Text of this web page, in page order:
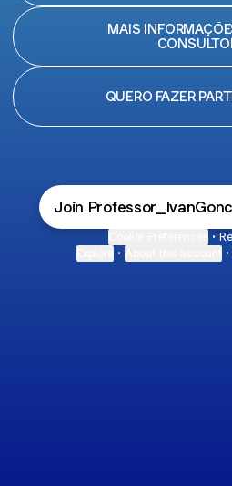
MAIS
QUERO FAZER
Join
•
• •